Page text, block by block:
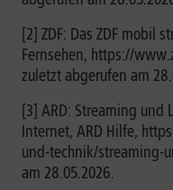
[2] ZDF: Das ZDF mobil
Fernsehen, https://
zuletzt abgerufen am
[3] ARD: Streaming und
Internet, ARD Hilfe,
und-technik/streaming-
am 28.05.2026.